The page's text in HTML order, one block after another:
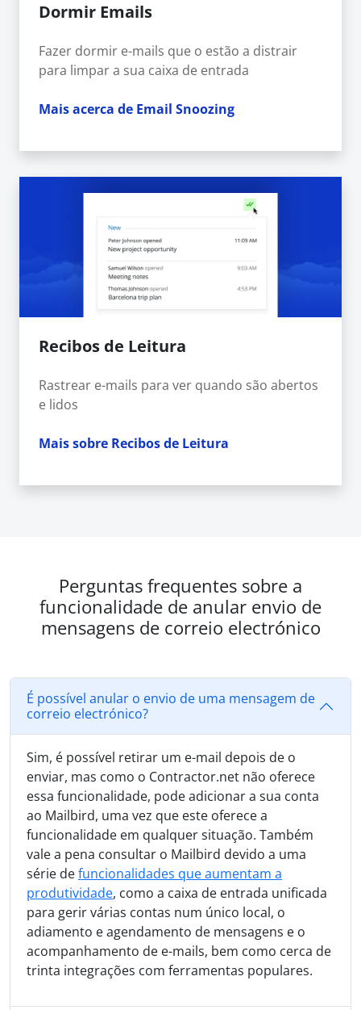
Dormir Emails
Fazer dormir e-mails que o estão a distrair
para limpar a sua caixa de entrada
Mais acerca de Email Snoozing
Recibos de Leitura
Rastrear e-mails para ver quando são abertos
e lidos
Mais sobre Recibos de Leitura
Perguntas frequentes sobre a
funcionalidade de anular envio de
mensagens de correio electrónico
É possível anular o envio de uma mensagem de
correio electrónico?
Sim, é possível retirar um e-mail depois de o
enviar, mas como o Contractor.net não oferece
essa funcionalidade, pode adicionar a sua conta
ao Mailbird, uma vez que este oferece a
funcionalidade em qualquer situação. Também
vale a pena consultar o Mailbird devido a uma
série defuncionalidades que aumentam a
produtividade, como a caixa de entrada unificada
para gerir várias contas num único local, o
adiamento e agendamento de mensagens e o
acompanhamento de e-mails, bem como cerca de
trinta integrações com ferramentas populares.